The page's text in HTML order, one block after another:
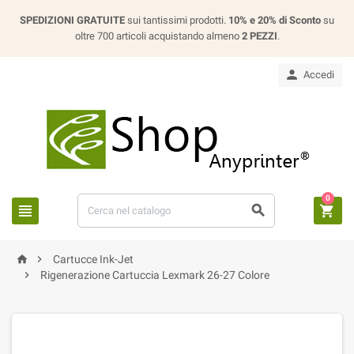
SPEDIZIONI GRATUITE sui tantissimi prodotti. 10% e 20% di Sconto su
oltre 700 articoli acquistando almeno 2 PEZZI.
 Accedi
  
0
 
Cartucce Ink-Jet

Rigenerazione Cartuccia Lexmark 26-27 Colore